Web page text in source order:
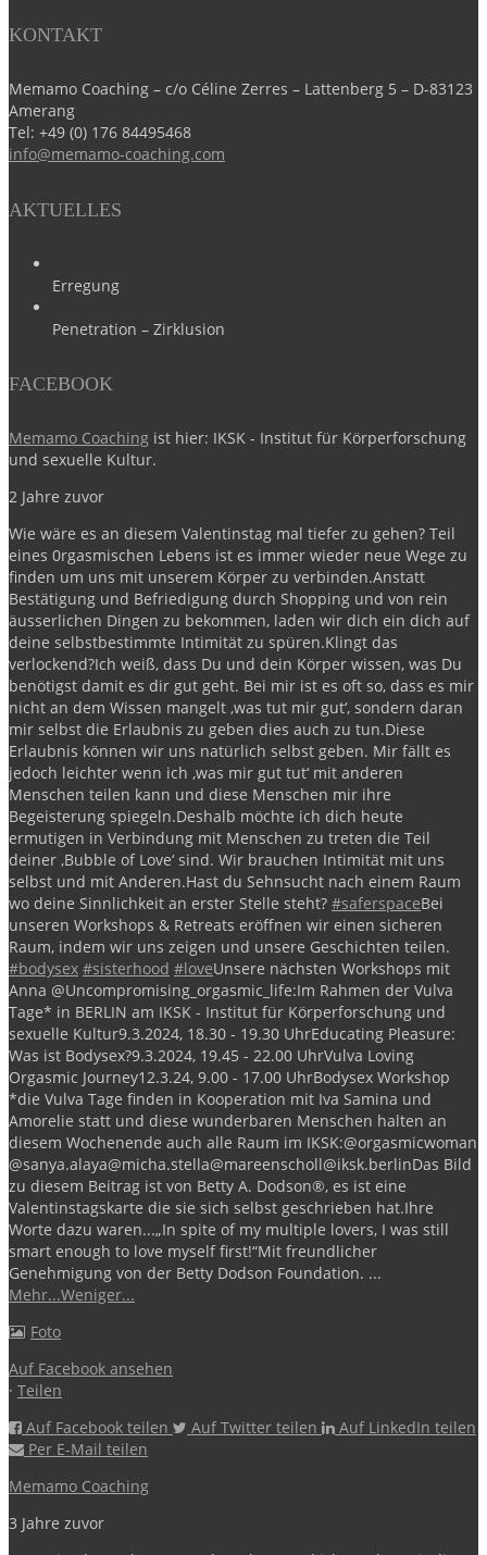
KONTAKT
Memamo Coaching – c/o Céline Zerres – Lattenberg 5 – D-83123
Amerang
Tel: +49 (0) 176 84495468
info@memamo-coaching.com
AKTUELLES
Erregung
Penetration – Zirklusion
FACEBOOK
Memamo Coaching ist hier: IKSK - Institut für Körperforschung
und sexuelle Kultur.
2 Jahre zuvor
Wie wäre es an diesem Valentinstag mal tiefer zu gehen? Teil
eines 0rgasmischen Lebens ist es immer wieder neue Wege zu
finden um uns mit unserem Körper zu verbinden.Anstatt
Bestätigung und Befriedigung durch Shopping und von rein
äusserlichen Dingen zu bekommen, laden wir dich ein dich auf
deine selbstbestimmte Intimität zu spüren.Klingt das
verlockend?Ich weiß, dass Du und dein Körper wissen, was Du
benötigst damit es dir gut geht. Bei mir ist es oft so, dass es mir
nicht an dem Wissen mangelt ‚was tut mir gut‘, sondern daran
mir selbst die Erlaubnis zu geben dies auch zu tun.Diese
Erlaubnis können wir uns natürlich selbst geben. Mir fällt es
jedoch leichter wenn ich ‚was mir gut tut‘ mit anderen
Menschen teilen kann und diese Menschen mir ihre
Begeisterung spiegeln.Deshalb möchte ich dich heute
ermutigen in Verbindung mit Menschen zu treten die Teil
deiner ‚Bubble of Love‘ sind. Wir brauchen Intimität mit uns
selbst und mit Anderen.Hast du Sehnsucht nach einem Raum
wo deine Sinnlichkeit an erster Stelle steht? #saferspaceBei
unseren Workshops & Retreats eröffnen wir einen sicheren
Raum, indem wir uns zeigen und unsere Geschichten teilen.
#bodysex #sisterhood #loveUnsere nächsten Workshops mit
Anna @Uncompromising_orgasmic_life:Im Rahmen der Vulva
Tage* in BERLIN am IKSK - Institut für Körperforschung und
sexuelle Kultur9.3.2024, 18.30 - 19.30 UhrEducating Pleasure:
Was ist Bodysex?9.3.2024, 19.45 - 22.00 UhrVulva Loving
Orgasmic Journey12.3.24, 9.00 - 17.00 UhrBodysex Workshop
*die Vulva Tage finden in Kooperation mit Iva Samina und
Amorelie statt und diese wunderbaren Menschen halten an
diesem Wochenende auch alle Raum im IKSK:@orgasmicwoman
@sanya.alaya@micha.stella@mareenscholl@iksk.berlinDas Bild
zu diesem Beitrag ist von Betty A. Dodson®️, es ist eine
Valentinstagskarte die sie sich selbst geschrieben hat.Ihre
Worte dazu waren...„In spite of my multiple lovers, I was still
smart enough to love myself first!“Mit freundlicher
Genehmigung von der Betty Dodson Foundation. ...
Mehr...Weniger...
Foto
Auf Facebook ansehen
· Teilen
Auf Facebook teilen
Auf Twitter teilen
Auf LinkedIn teilen
Per E-Mail teilen
Memamo Coaching
3 Jahre zuvor